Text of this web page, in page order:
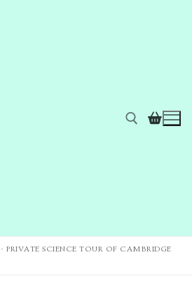
-PRIVATE SCIENCE TOUR OF CAMBRIDGE